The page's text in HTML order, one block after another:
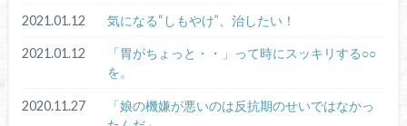
2021.01.12 気になる“しもやけ”、治したい！
2021.01.12
「胃がちょっと・・」って時にスッキリする○○
を。
2020.11.27
「娘の機嫌が悪いのは反抗期のせいではなかっ